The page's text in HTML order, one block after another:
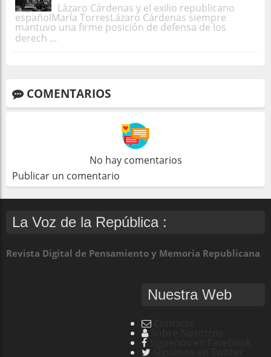
Lázaro Cárdenas y el exilio republicano
españolMaría TorresLázaro Cárdenas siempre
mantuvo una firme posición de defensa de los
derech ...
COMENTARIOS
No hay comentarios
Publicar un comentario
La Voz de la República :
Revista Digital de Pensamiento y Memoria Republicana
Nuestra Web